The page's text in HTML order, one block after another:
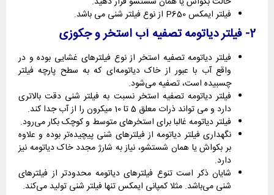
فیلتر ایمکس P650 از نوع فیلتر شنی می باشد.
2- فیلتر دیاتومه تصفیه آب استخر و جکوزی
فیلتر دیاتومه تصفیه استخر از نوع فیلترهای غشایی بوده و در
واقع آب با عبور از خاک دیاتومه‌ای که به سطح پارچه فیلتر
چسبیده است، تصفیه می‌شود.
فیلتر دیاتومه تصفیه استخر نسبت به فیلتر شنی دقت بالاتری
دارد و می تواند ذرات معلق 5 تا 10 میکرون را از آب جدا کند.
فیلتر دیاتومه غالبا برای استخرهای متوسط و کوچک بکار می‌رود.
نگهداری فیلتر دیاتومه از فیلترهای شنی پیچیده‌تر بوده و علاوه
بر بکواش یا همان شستشو، نیاز به شارژ مجدد خاک دیاتومه نیز
دارد.
شایان ذکر است تنوع فیلترهای دیاتومه محدودتر از فیلترهای
شنی می‌باشد. مثلا کمپانی ایمکس تنها فیلتر شنی تولید می‌کند.